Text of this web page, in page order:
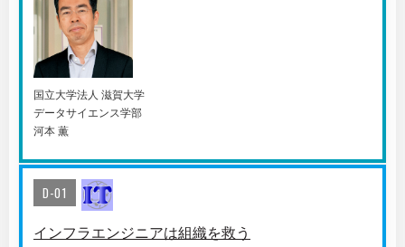
国⽴⼤学法⼈ 滋賀⼤学
データサイエンス学部
河本 薫
D-01
インフラエンジニアは組織を救う